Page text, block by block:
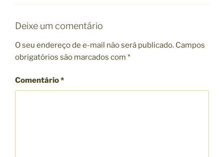
O
I
A
Deixe um comentário
O seu endereço de e-mail não será publicado. Campos
obrigatórios são marcados com *
Comentário*